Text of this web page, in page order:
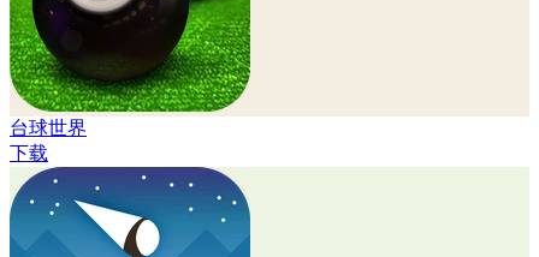
台球世界
下载